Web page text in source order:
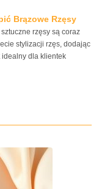
Brązowe Rzęsy
rzęsy są coraz
stylizacji rzęs, dodając
idealny dla klientek